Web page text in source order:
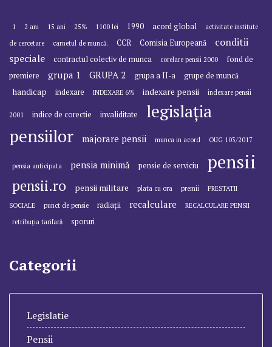
1 2 ani 15 ani 25% 1100 lei 1990 acord global
activitate institute
de cercetare
carnetul de muncă. CCR Comisia Europeană
conditii
speciale
contractul colectiv de munca corelare pensii 2000
fond de
premiere
grupa 1 GRUPA 2 grupa a II-a grupe de muncă
handicap indexare INDEXARE 6% indexare pensii indexare pensii
2001 indice de corectie invaliditate
legislația
pensiilor
majorare pensii munca in acord OUG 103/2017
pensia anticipata pensia minimă pensie de serviciu pensii
pensii.ro pensii militare plata cu ora premii
PRESTATII
SOCIALE
punct de pensie radiații recalculare
RECALCULARE PENSII
retribuția tarifară
sporuri
Categorii
Legislatie
Pensii